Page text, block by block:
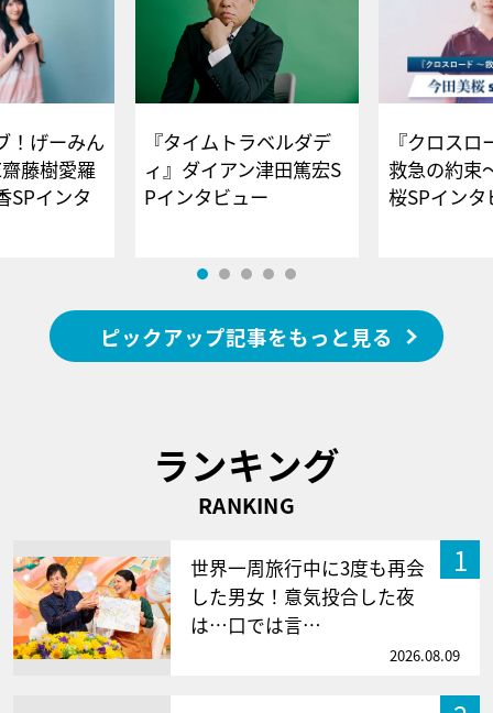
！げーみん
藤樹愛羅
SPインタ
『タイムトラベルダデ
ィ』ダイアン津田篤宏S
Pインタビュー
『クロス
救急の約束
桜SPイ
ピックアップ記事をもっと見る
ランキング
RANKING
1
世界一周旅行中に3度も再会
した男女！意気投合した夜
は…口では言…
2026.08.09